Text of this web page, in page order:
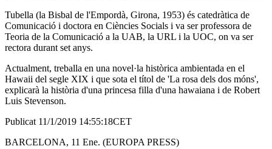
Tubella (la Bisbal de l'Empordà, Girona, 1953) és catedràtica de
Comunicació i doctora en Ciències Socials i va ser professora de
Teoria de la Comunicació a la UAB, la URL i la UOC, on va ser
rectora durant set anys.
Actualment, treballa en una novel·la històrica ambientada en el
Hawaii del segle XIX i que sota el títol de 'La rosa dels dos móns',
explicarà la història d'una princesa filla d'una hawaiana i de Robert
Luis Stevenson.
Publicat 11/1/2019 14:55:18CET
BARCELONA, 11 Ene. (EUROPA PRESS)